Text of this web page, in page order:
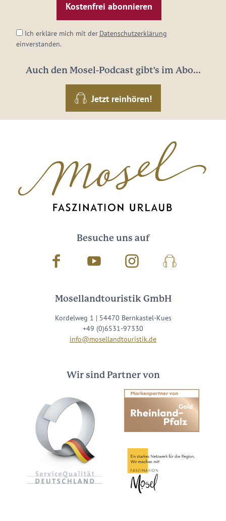
Adresse:
Ich erkläre mich mit der Datenschutzerklärung
einverstanden.
Auch den Mosel-Podcast gibt's im Abo...
Jetzt reinhören!
Besuche uns auf
Facebook Youtube InstagramPodcast
Mosellandtouristik GmbH
Kordelweg 1 | 54470 Bernkastel-Kues
+49 (0)6531-97330
info@mosellandtouristik.de
Wir sind Partner von